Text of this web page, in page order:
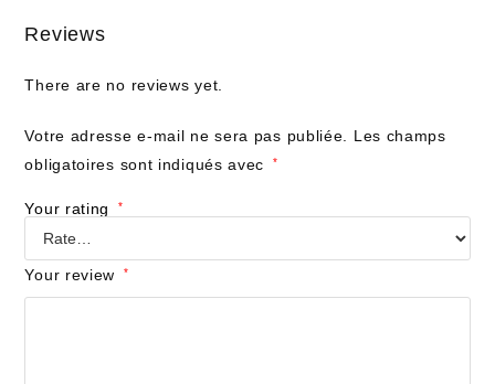
Reviews
There are no reviews yet.
Votre adresse e-mail ne sera pas publiée.
Les champs
obligatoires sont indiqués avec
*
Your rating *
Your review *